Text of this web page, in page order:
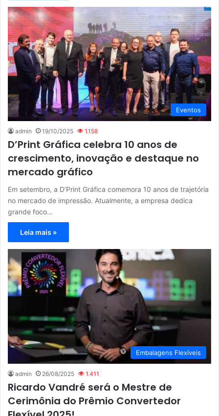
Eventos
admin 19/10/2025 1.158
D’Print Gráfica celebra 10 anos de
crescimento, inovação e destaque no
mercado gráfico
Em setembro, a D’Print Gráfica comemora 10 anos de trajetória
no mercado de impressão. Atualmente, a empresa dedica
grande foco…
Leia mais »
Embalagens Flexíveis
admin 26/08/2025 1.411
Ricardo Vandré será o Mestre de
Cerimônia do Prêmio Convertedor